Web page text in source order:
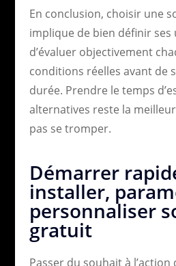
En conclusion, choisir une
implique de bien définir ses
d’évaluer objectivement
conditions réelles avant de
durée. Prendre le temps
alternatives reste la
pas se tromper.
Démarrer
installer,
personnaliser
gratuit
Passer du souhait à